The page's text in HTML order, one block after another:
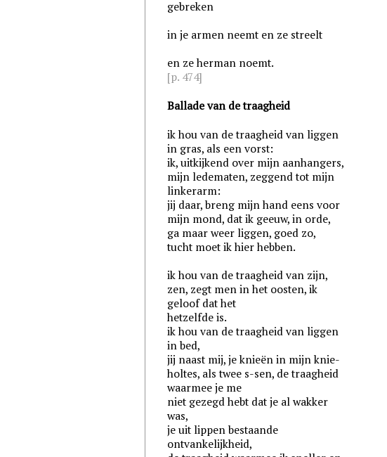
gebreken
in je armen neemt en ze streelt
en ze herman noemt.
[p. 474]
Ballade van de traagheid
ik hou van de traagheid van liggen
in gras, als een vorst:
ik, uitkijkend over mijn aanhangers,
mijn ledematen, zeggend tot mijn
linkerarm:
jij daar, breng mijn hand eens voor
mijn mond, dat ik geeuw, in orde,
ga maar weer liggen, goed zo,
tucht moet ik hier hebben.
ik hou van de traagheid van zijn,
zen, zegt men in het oosten, ik
geloof dat het
hetzelfde is.
ik hou van de traagheid van liggen
in bed,
jij naast mij, je knieën in mijn knie-
holtes, als twee s-sen, de traagheid
waarmee je me
niet gezegd hebt dat je al wakker
was,
je uit lippen bestaande
ontvankelijkheid,